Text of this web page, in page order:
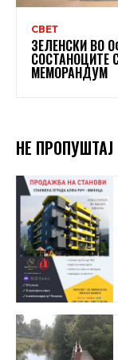
СВЕТ
ЗЕЛЕНСКИ ВО
СОСТАНОЦИТЕ
МЕМОРАНДУМ
НЕ ПРОПУШТАЈ